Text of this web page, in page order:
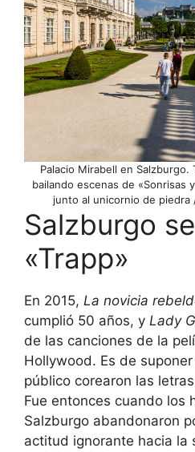
Palacio Mirabell en
bailando escenas de «Sonrisas
junto al unicornio de
Salzburgo
«Trapp»
En 2015, La novicia
cumplió 50 años, y Lady
de las canciones de la
Hollywood. Es de
público corearon las
Fue entonces cuando los
Salzburgo abandonaron
actitud ignorante hacia la